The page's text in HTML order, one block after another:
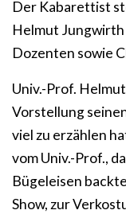
Der Kabarettist
Helmut
Dozenten sowie
Univ.-Prof.
Vorstellung
viel zu erzählen
vom Univ.-Prof.,
Bügeleisen
Show, zur